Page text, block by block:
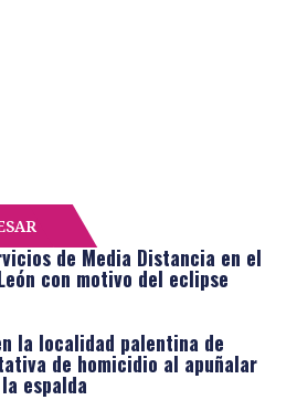
de Media Distancia en el
con motivo del eclipse
la localidad palentina de
de homicidio al apuñalar
espalda